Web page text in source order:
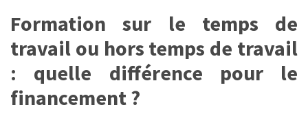
doivent
désormais
déclarer
Rapport
Sénat
Formation sur le temps de
travail ou hors temps de travail
: quelle différence pour le
financement ?